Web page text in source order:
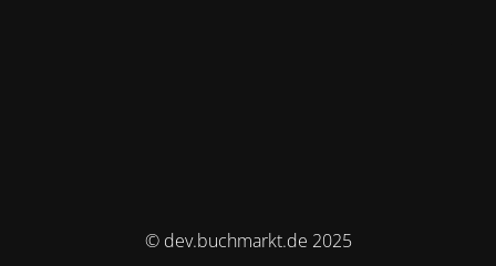
© dev.buchmarkt.de 2025